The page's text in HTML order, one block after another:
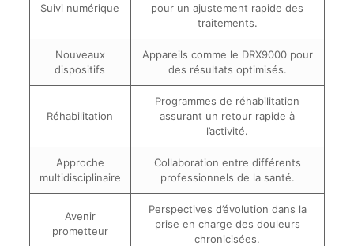
Suivi numérique
pour un ajustement rapide des
traitements.
Nouveaux
dispositifs
Appareils comme le DRX9000 pour
des résultats optimisés.
Réhabilitation
Programmes de réhabilitation
assurant un retour rapide à
l’activité.
Approche
multidisciplinaire
Collaboration entre différents
professionnels de la santé.
Avenir
prometteur
Perspectives d’évolution dans la
prise en charge des douleurs
chronicisées.